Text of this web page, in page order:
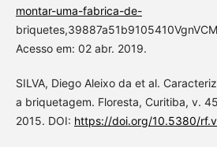
montar-uma-fabrica-de-
Acesso em: 02 abr. 2019.
SILVA, Diego Aleixo da et al.
a briquetagem. Floresta, Curitiba, v.
2015. DOI: https://doi.org/10.5380/